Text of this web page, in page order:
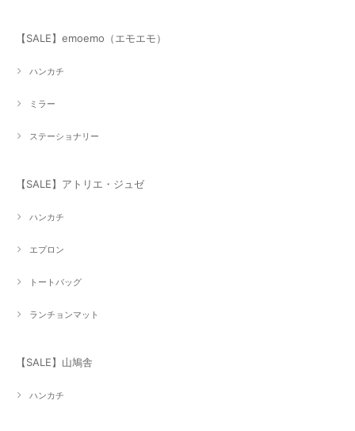
【SALE】emoemo（エモエモ）
ハンカチ
ミラー
ステーショナリー
【SALE】アトリエ・ジュゼ
ハンカチ
エプロン
トートバッグ
ランチョンマット
【SALE】山鳩舎
ハンカチ